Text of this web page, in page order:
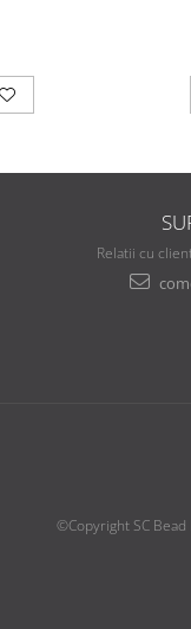
Relatii cu
©Copyright SC